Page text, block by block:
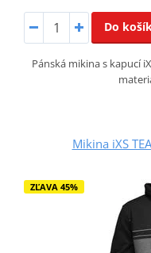
Do
Pánská mikina s kapucí
Mikina iXS
ZĽAVA 45%